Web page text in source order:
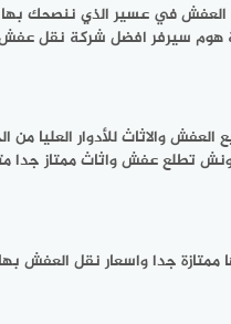
في عسير الذي ننصحك
هوم سيرفر افضل شركة نقل
للأدوار العليا من
تطلع عفش واثاث ممتاز جدا
ممتازة جدا واسعار نقل